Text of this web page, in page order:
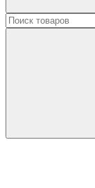
Искать: